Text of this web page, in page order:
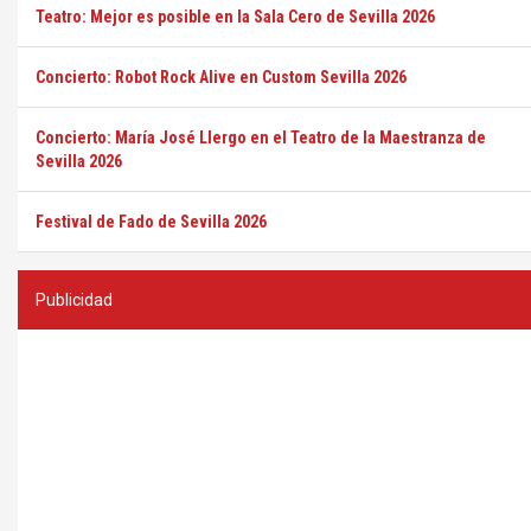
Teatro: Mejor es posible en la Sala Cero de Sevilla 2026
Concierto: Robot Rock Alive en Custom Sevilla 2026
Concierto: María José Llergo en el Teatro de la Maestranza de
Sevilla 2026
Festival de Fado de Sevilla 2026
Publicidad